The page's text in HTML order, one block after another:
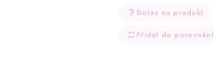
Dotaz na produkt
Přidat do porovnání